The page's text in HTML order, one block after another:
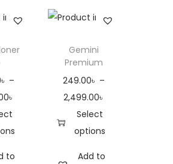
৳ –
৳
to
Gemini
Premium
249.00৳ –
2,499.00৳
Select
options
Add to